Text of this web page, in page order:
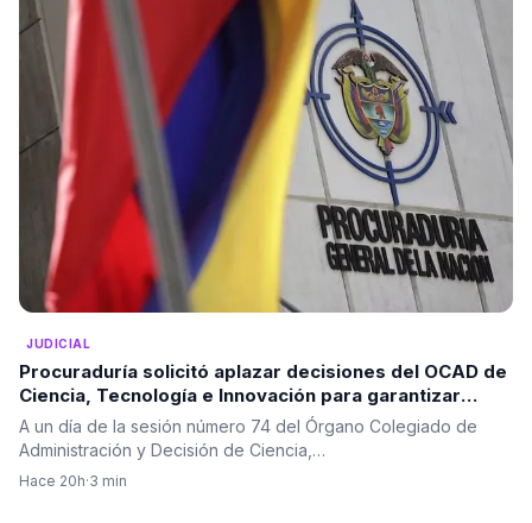
JUDICIAL
Procuraduría solicitó aplazar decisiones del OCAD de
Ciencia, Tecnología e Innovación para garantizar
mayor análisis de los proyectos
A un día de la sesión número 74 del Órgano Colegiado de
Administración y Decisión de Ciencia,…
Hace 20h·3 min